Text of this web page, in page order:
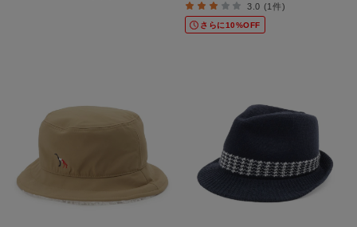
3.0 (1件)
さらに10%OFF